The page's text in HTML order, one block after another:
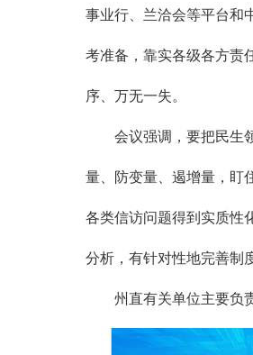
事业行、兰洽会等平台和
考准备，靠实各级各方责
序、万无一失。
会议强调，要把民生领
量、防变量、遏增量，盯
各类信访问题得到实质性
分析，有针对性地完善制
州直有关单位主要负责